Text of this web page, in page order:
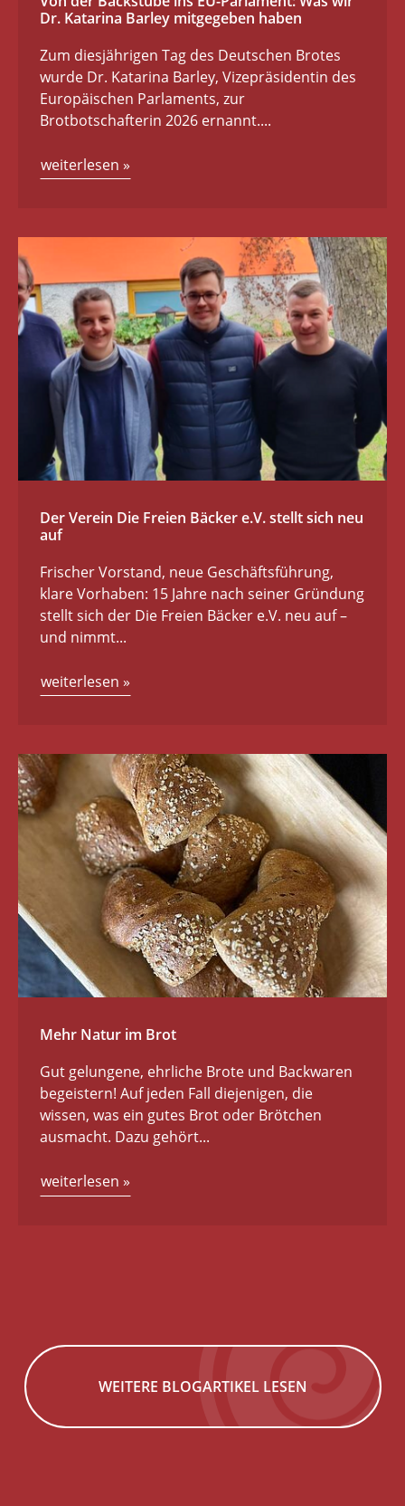
Dr. Katarina Barley mitgegeben haben
Zum diesjährigen Tag des Deutschen Brotes
wurde Dr. Katarina Barley, Vizepräsidentin des
Europäischen Parlaments, zur
Brotbotschafterin 2026 ernannt....
weiterlesen »
Der Verein Die Freien Bäcker e.V. stellt sich neu
auf
Frischer Vorstand, neue Geschäftsführung,
klare Vorhaben: 15 Jahre nach seiner Gründung
stellt sich der Die Freien Bäcker e.V. neu auf –
und nimmt...
weiterlesen »
Mehr Natur im Brot
Gut gelungene, ehrliche Brote und Backwaren
begeistern! Auf jeden Fall diejenigen, die
wissen, was ein gutes Brot oder Brötchen
ausmacht. Dazu gehört...
weiterlesen »
WEITERE BLOGARTIKEL LESEN